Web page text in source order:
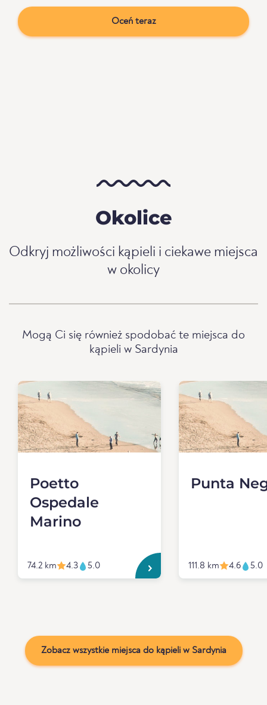
Oceń teraz
Okolice
Odkryj możliwości kąpieli i ciekawe miejsca
w okolicy
Mogą Ci się również spodobać te miejsca do
kąpieli w Sardynia
Poetto
Ospedale
Marino
74.2 km 4.3 5.0
Punta
111.8 km 4.6 5.0
Zobacz wszystkie miejsca do kąpieli w Sardynia